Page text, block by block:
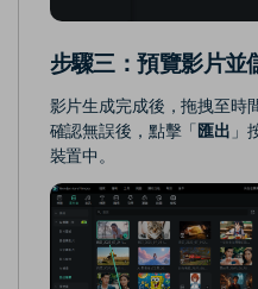
步驟三：預覽影片並
影片生成完成後，拖拽至時
確認無誤後，點擊「匯出 」
裝置中。